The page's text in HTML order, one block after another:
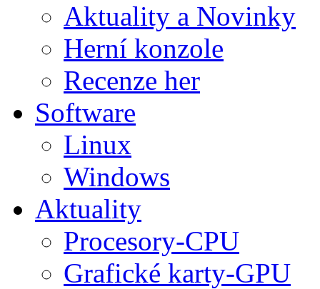
Aktuality a Novinky
Herní konzole
Recenze her
Software
Linux
Windows
Aktuality
Procesory-CPU
Grafické karty-GPU